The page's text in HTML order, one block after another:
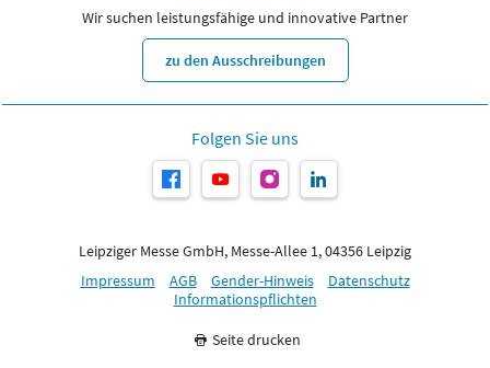
Wir suchen leistungsfähige und innovative Partner
zu den Ausschreibungen
Folgen Sie uns
Leipziger Messe GmbH, Messe-Allee 1, 04356 Leipzig
Impressum
AGB Gender-Hinweis
Datenschutz
Informationspflichten
Seite drucken